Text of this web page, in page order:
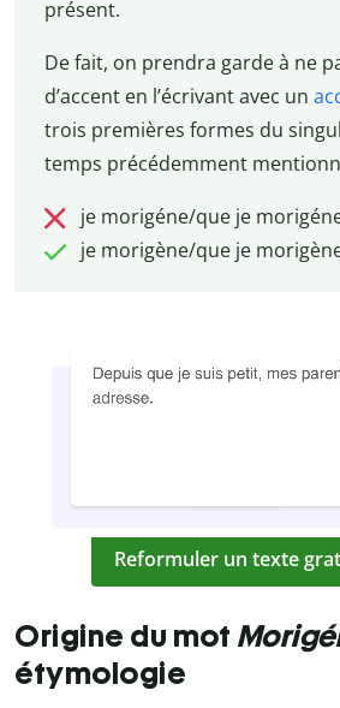
présent.
De fait, on prendra garde à ne
d’accent en l’écrivant avec un
trois premières formes du
temps précédemment
je morigéne/que je
je morigène/que je
Reformuler un texte
Origine du mot
étymologie